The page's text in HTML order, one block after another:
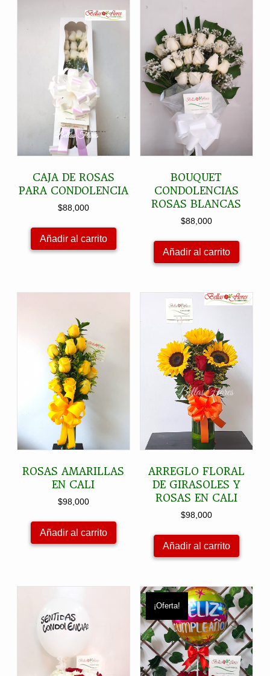
CAJA DE ROSAS
PARA CONDOLENCIA
$88,000
Añadir al carrito
BOUQUET
CONDOLENCIAS
ROSAS BLANCAS
$88,000
Añadir al carrito
ROSAS AMARILLAS
EN CALI
$98,000
Añadir al carrito
ARREGLO FLORAL
DE GIRASOLES Y
ROSAS EN CALI
$98,000
Añadir al carrito
¡Oferta!